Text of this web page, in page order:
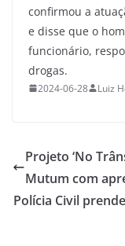
confirmou a
e disse que o
funcionário,
drogas.
2024-06-28 Luiz
Projeto ‘No
Mutum com
Polícia Civil